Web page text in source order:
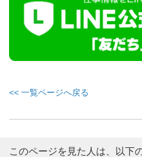
<< 一覧ページへ戻る
このページを見た人は、以下